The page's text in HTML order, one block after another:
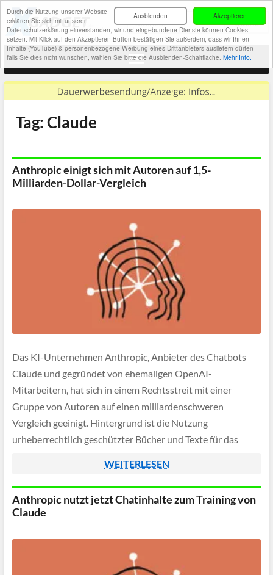
Akzeptieren
Ausblenden
Durch die Nutzung unserer Website
erklären Sie sich mit unserer
Datenschutzerklärung einverstanden, wir und eingebundene Dienste können Cookies
setzen. Mit Klick auf den Akzeptieren-Button bestätigen Sie außerdem, dass wir Ihnen
Inhalte (YouTube) & personenbezogene Werbung eines Drittanbieters ausliefern dürfen -
falls Sie dies nicht wünschen, wählen Sie bitte die Ausblenden-Schaltfläche. Mehr Info.
Tag: Claude
Anthropic einigt sich mit Autoren auf 1,5-
Milliarden-Dollar-Vergleich
Das KI-Unternehmen Anthropic, Anbieter des Chatbots
Claude und gegründet von ehemaligen OpenAI-
Mitarbeitern, hat sich in einem Rechtsstreit mit einer
Gruppe von Autoren auf einen milliardenschweren
Vergleich geeinigt. Hintergrund ist die Nutzung
urheberrechtlich geschützter Bücher und Texte für das
WEITERLESEN
Anthropic nutzt jetzt Chatinhalte zum Training von
Claude